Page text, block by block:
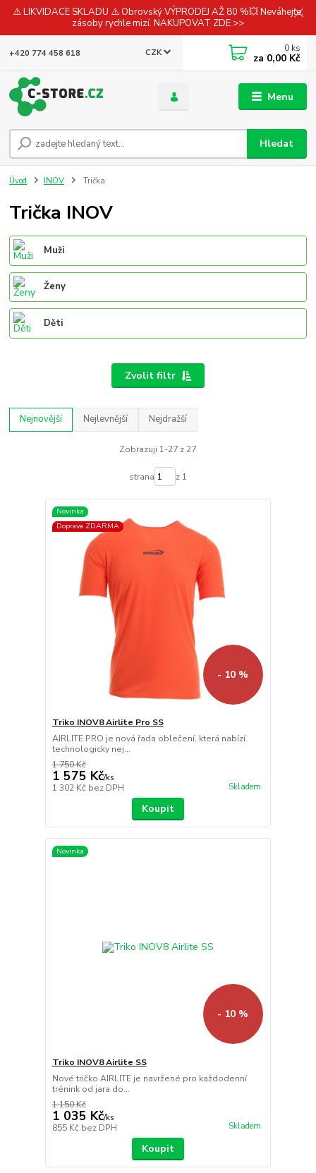
⚠️ LIKVIDACE SKLADU ⚠️ Obrovský VÝPRODEJ AŽ 80 %💥 Neváhejte,
zásoby rychle mizí. NAKUPOVAT ZDE >>
Menu
CZK
Hledat
+420 774 458 618 0 ks
za 0,00 Kč
Úvod INOV Trička
Trička INOV
Muži
Ženy
Děti
Zvolit filtr
Nejnovější Nejlevnější Nejdražší
Zobrazuji 1-27 z 27
strana z 1
Novinka
Doprava ZDARMA
- 10 %
Triko INOV8 Airlite Pro SS
AIRLITE PRO je nová řada oblečení, která nabízí
technologicky nej...
1 750 Kč
1 575 Kč/ks
1 302 Kč bez DPH Skladem
Koupit
Novinka
- 10 %
Triko INOV8 Airlite SS
Nové tričko AIRLITE je navržené pro každodenní
trénink od jara do...
1 150 Kč
1 035 Kč/ks
855 Kč bez DPH Skladem
Koupit